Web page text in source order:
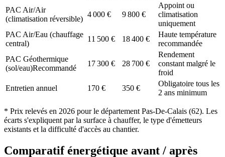
PAC Air/Air
(climatisation réversible)
4 000 € 9 800 €
Appoint ou
climatisation
uniquement
PAC Air/Eau (chauffage
central)
11 500 € 18 400 €
Haute température
recommandée
PAC Géothermique
(sol/eau)Recommandé
17 300 € 28 700 €
Rendement
constant malgré le
froid
Entretien annuel
170 € 350 €
Obligatoire tous les
2 ans minimum
* Prix relevés en 2026 pour le département Pas-De-Calais (62). Les
écarts s'expliquent par la surface à chauffer, le type d'émetteurs
existants et la difficulté d'accès au chantier.
Comparatif énergétique avant / après